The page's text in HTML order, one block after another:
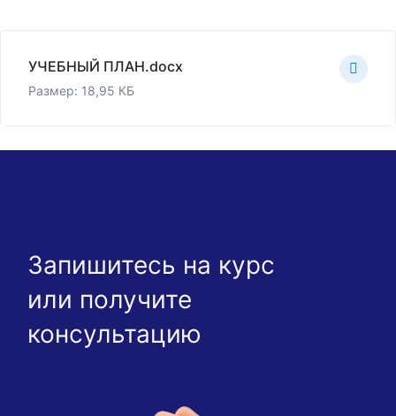
УЧЕБНЫЙ ПЛАН.docx
Размер: 18,95 КБ
Запишитесь на курс
или получите
консультацию